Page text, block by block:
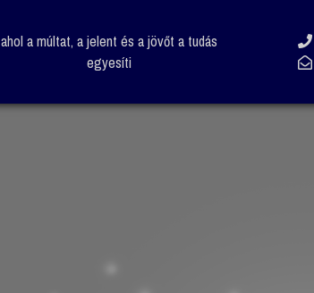
ahol a múltat, a jelent és a jövőt a tudás
egyesíti